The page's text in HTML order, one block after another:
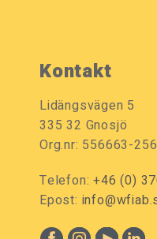
Kontakt
Lidängsvägen 5
335 32 Gnosjö
Org.nr: 556663-
Telefon:+46 (0)
Epost: